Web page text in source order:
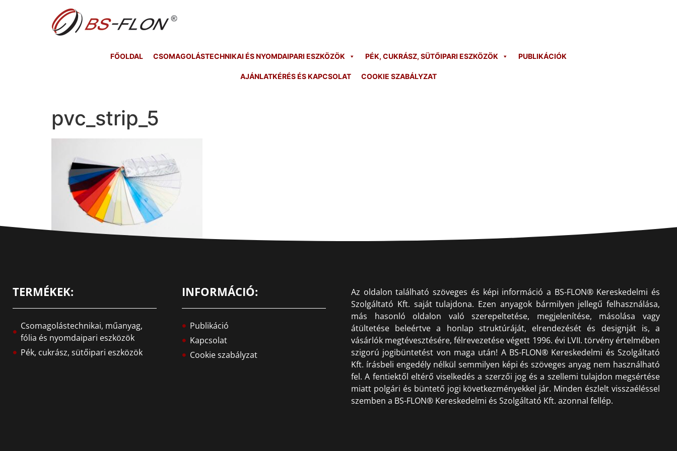
FŐOLDAL CSOMAGOLÁSTECHNIKAI ÉS NYOMDAIPARI ESZKÖZÖK PÉK, CUKRÁSZ, SÜTŐIPARI ESZKÖZÖK PUBLIKÁCIÓK
AJÁNLATKÉRÉS ÉS KAPCSOLAT COOKIE SZABÁLYZAT
pvc_strip_5
TERMÉKEK:
Csomagolástechnikai, műanyag,
fólia és nyomdaipari eszközök
Pék, cukrász, sütőipari eszközök
INFORMÁCIÓ:
Publikáció
Kapcsolat
Cookie szabályzat
Az oldalon található szöveges és képi információ a BS-FLON® Kereskedelmi és
Szolgáltató Kft. saját tulajdona. Ezen anyagok bármilyen jellegű felhasználása,
más hasonló oldalon való szerepeltetése, megjelenítése, másolása vagy
átültetése beleértve a honlap struktúráját, elrendezését és designját is, a
vásárlók megtévesztésére, félrevezetése végett 1996. évi LVII. törvény értelmében
szigorú jogibüntetést von maga után! A BS-FLON® Kereskedelmi és Szolgáltató
Kft. írásbeli engedély nélkül semmilyen képi és szöveges anyag nem használható
fel. A fentiektől eltérő viselkedés a szerzői jog és a szellemi tulajdon megsértése
miatt polgári és büntető jogi következményekkel jár. Minden észlelt visszaéléssel
szemben a BS-FLON® Kereskedelmi és Szolgáltató Kft. azonnal fellép.